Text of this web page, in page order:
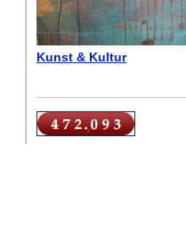
Kunst & Kultur